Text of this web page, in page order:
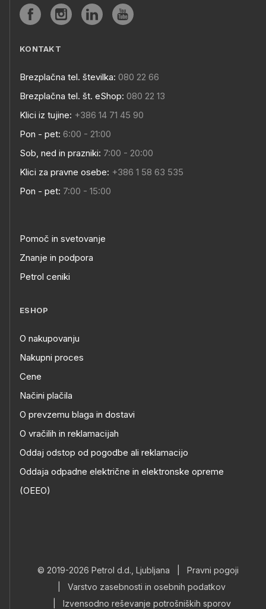
KONTAKT
Brezplačna tel. številka: 080 22 66
Brezplačna tel. št. eShop: 080 22 13
Klici iz tujine: +386 14 71 45 90
Pon - pet: 6:00 - 21:00
Sob, ned in prazniki: 7:00 - 20:00
Klici za pravne osebe: +386 1 58 63 535
Pon - pet: 7:00 - 15:00
Pomoč in svetovanje
Znanje in podpora
Petrol ceniki
ESHOP
O nakupovanju
Nakupni proces
Cene
Načini plačila
O prevzemu blaga in dostavi
O vračilih in reklamacijah
Oddaj odstop od pogodbe ali reklamacijo
Oddaja odpadne električne in elektronske opreme
(OEEO)
© 2019-2026 Petrol d.d., Ljubljana
Pravni pogoji
Varstvo zasebnosti in osebnih podatkov
Izvensodno reševanje potrošniških sporov